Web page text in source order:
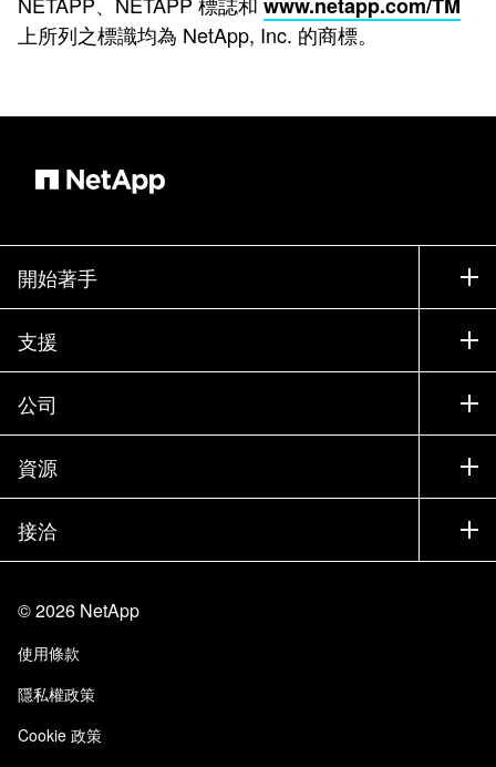
上所列之標識均為 NetApp, Inc. 的商標。
開始著手
如何購買
聯絡銷售人員
尋找合作夥伴
試用產品
執行簡報
產品（依英文字母順序排列）
支援
支援
訓練
說明文件
知識庫
社群
公司
公司
合作夥伴
工作機會
信任中心
責任與永續
品質認證
NetApp Instaclustr
資源
新聞
活動
部落格
客戶使用經驗
客戶成功案例
接洽
網站意見反應
存取性
電子郵件訂閱
©2026 NetApp
使用條款
隱私權政策
Cookie 政策